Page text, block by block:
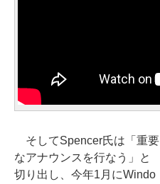
そしてSpencer氏は「重要
なアナウンスを行なう」と
切り出し、今年1月にWindo